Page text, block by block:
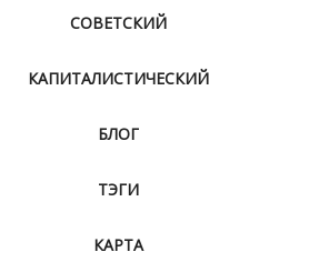
СОВЕТСКИЙ
КАПИТАЛИСТИЧЕСКИЙ
БЛОГ
ТЭГИ
КАРТА